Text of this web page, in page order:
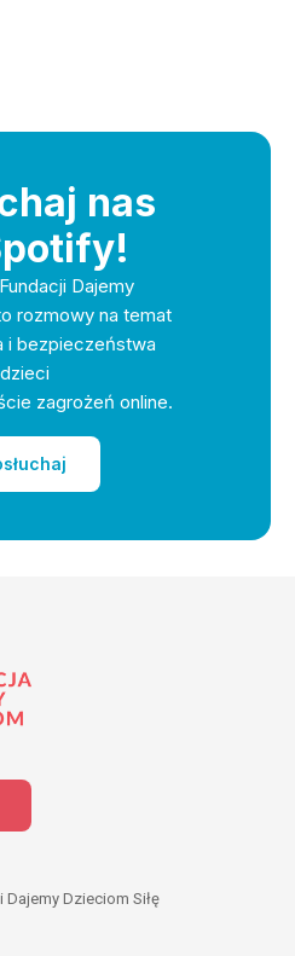
nas
Dajemy
rozmowy na temat
i bezpieczeństwa
dzieci
zagrożeń online.
Dzieciom Siłę